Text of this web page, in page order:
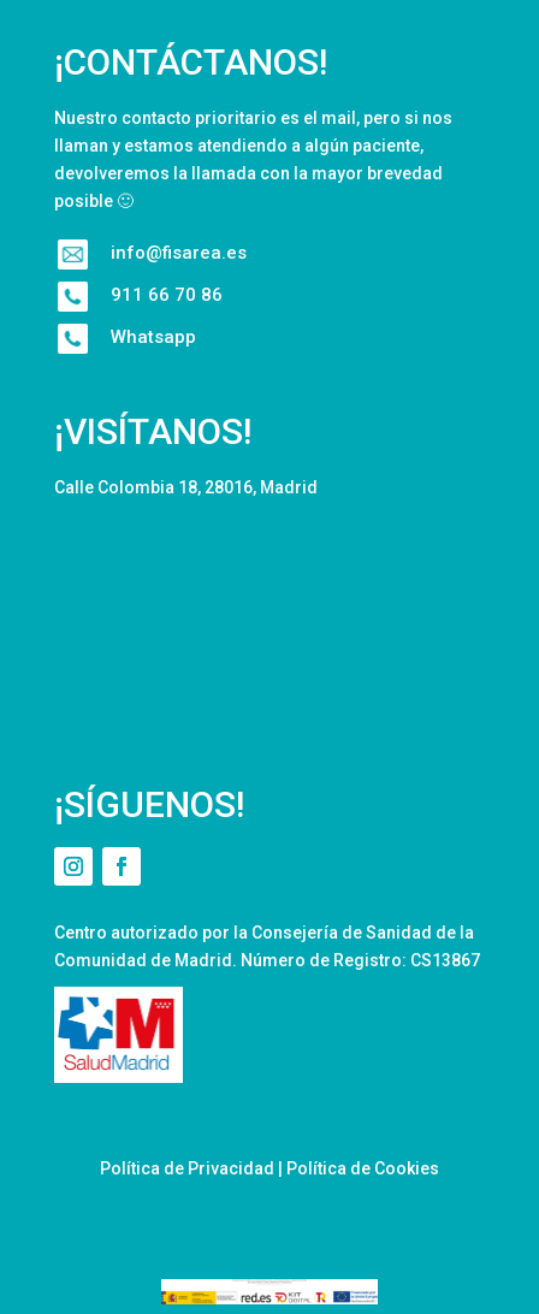
¡CONTÁCTANOS!
Nuestro contacto prioritario es el mail, pero si nos
llaman y estamos atendiendo a algún paciente,
devolveremos la llamada con la mayor brevedad
posible 🙂
info@fisarea.es
911 66 70 86
Whatsapp
¡VISÍTANOS!
Calle Colombia 18, 28016, Madrid
¡SÍGUENOS!
Centro autorizado por la Consejería de Sanidad de la
Comunidad de Madrid. Número de Registro: CS13867
Política de Privacidad Política de Cookies